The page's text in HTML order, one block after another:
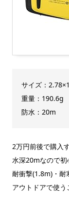
サイズ：
重量：190.6g
防水：20m
2万円前後で購入
水深20mなので初
耐衝撃(1.8m)・耐
アウトドアで使う